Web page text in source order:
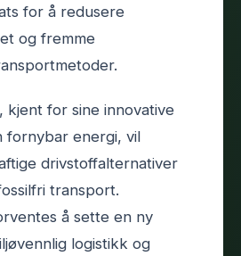
for å redusere
og fremme
kjent for sine innovative
fornybar energi, vil
drivstoffalternativer
transport.
å sette en ny
logistikk og